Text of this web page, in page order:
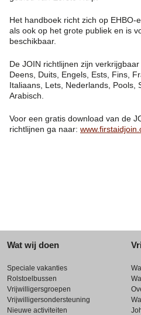
Het handboek richt zich op EHBO-
als ook op het grote publiek en is
beschikbaar.
De JOIN richtlijnen zijn
Deens, Duits, Engels, Ests, Fins,
Italiaans, Lets, Nederlands, Pools,
Arabisch.
Voor een gratis download van de
richtlijnen ga naar:
Wat wij doen
Speciale vakanties
Rolstoelbussen
Vrijwilligersgroepen
Vrijwilligersondersteuning
Nieuwe activiteiten